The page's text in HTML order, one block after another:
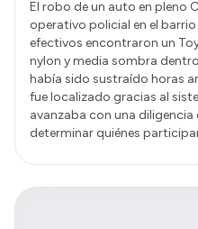
El robo de un auto en pleno
operativo policial en el
efectivos encontraron un
nylon y media sombra
había sido sustraído horas
fue localizado gracias al
avanzaba con una
determinar quiénes